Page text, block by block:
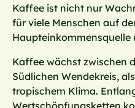
Kaffee ist nicht nur
für viele Menschen auf
Haupteinkommensquelle
Kaffee wächst zwischen
Südlichen Wendekreis,
tropischem Klima.
Wertschöpfungsketten